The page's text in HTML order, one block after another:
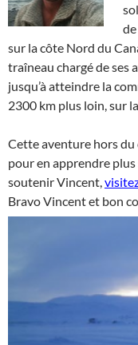
sur la côte Nord du
traîneau chargé de ses
jusqu’à atteindre la
2300 km plus loin, sur
Cette aventure hors
pour en apprendre
soutenir Vincent,
Bravo Vincent et bon